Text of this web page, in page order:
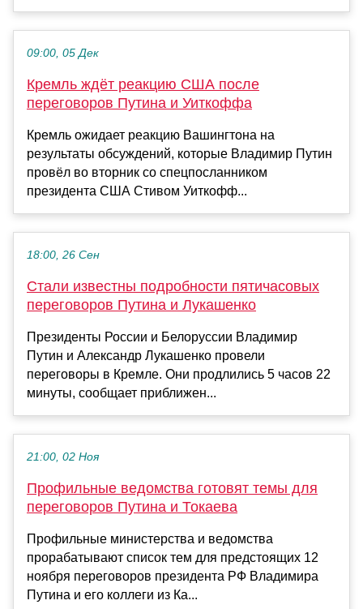
09:00, 05 Дек
Кремль ждёт реакцию США после
переговоров Путина и Уиткоффа
Кремль ожидает реакцию Вашингтона на
результаты обсуждений, которые Владимир Путин
провёл во вторник со спецпосланником
президента США Стивом Уиткофф...
18:00, 26 Сен
Стали известны подробности пятичасовых
переговоров Путина и Лукашенко
Президенты России и Белоруссии Владимир
Путин и Александр Лукашенко провели
переговоры в Кремле. Они продлились 5 часов 22
минуты, сообщает приближен...
21:00, 02 Ноя
Профильные ведомства готовят темы для
переговоров Путина и Токаева
Профильные министерства и ведомства
прорабатывают список тем для предстоящих 12
ноября переговоров президента РФ Владимира
Путина и его коллеги из Ка...